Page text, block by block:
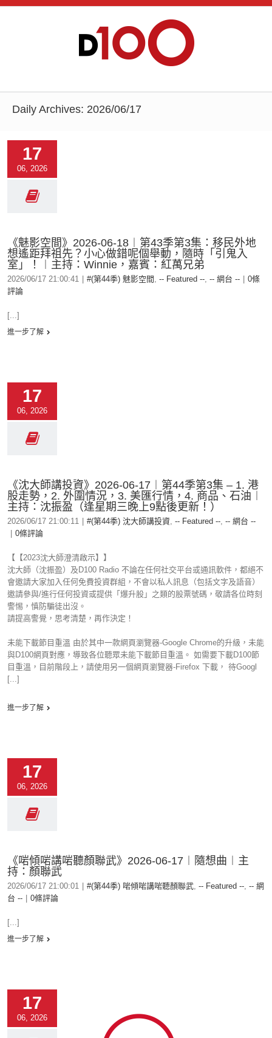
Daily Archives: 2026/06/17
17
06, 2026
《魅影空間》2026-06-18︱第43季第3集：移民外地
想遙距拜祖先？小心做錯呢個舉動，隨時「引鬼入
室」！︱主持：Winnie，嘉賓：紅萬兄弟
2026/06/17 21:00:41 #(第44季) 魅影空間 , -- Featured --, -- 網台 --
0條
評論
[...]
進一步了解
17
06, 2026
《沈大師講投資》2026-06-17︱第44季第3集 – 1. 港
股走勢，2. 外圍情況，3. 美匯行情，4. 商品、石油︱
主持：沈振盈（逢星期三晚上9點後更新！）
2026/06/17 21:00:11 #(第44季) 沈大師講投資, -- Featured --, -- 網台 --
0條評論
【【2023沈大師澄清啟示】】
沈大師（沈振盈）及D100 Radio 不論在任何社交平台或通訊軟件，都絕不
會邀請大家加入任何免費投資群組，不會以私人訊息（包括文字及語音）
邀請參與/進行任何投資或提供「爆升股」之類的股票號碼，敬請各位時刻
警惕，慎防騙徒出沒。
請提高警覺，思考清楚，再作決定！
未能下載節目重溫 由於其中一款網頁瀏覽器-Google Chrome的升級，未能
與D100網頁對應，導致各位聽眾未能下載節目重溫。 如需要下載D100節
目重溫，目前階段上，請使用另一個網頁瀏覽器-Firefox 下載， 待Googl
[...]
進一步了解
17
06, 2026
《啱傾啱講啱聽顏聯武》2026-06-17︱隨想曲︱主
持：顏聯武
2026/06/17 21:00:01 #(第44季) 啱傾啱講啱聽顏聯武, -- Featured --, -- 網
台 --
0條評論
[...]
進一步了解
17
06, 2026